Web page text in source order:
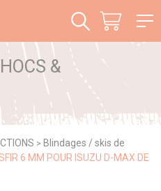
&
> Blindages / skis de
6 MM POUR ISUZU D-MAX DE